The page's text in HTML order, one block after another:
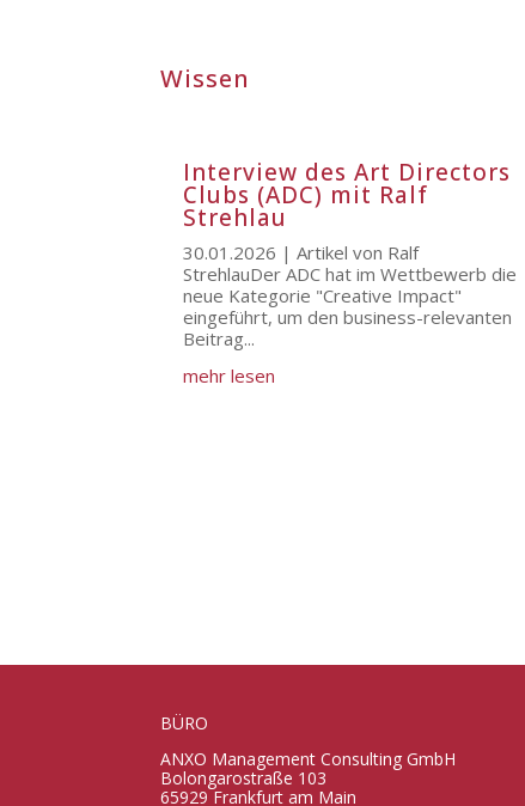
Wissen
Interview des Art Directors
Clubs (ADC) mit Ralf
Strehlau
30.01.2026 | Artikel von Ralf
StrehlauDer ADC hat im Wettbewerb die
neue Kategorie "Creative Impact"
eingeführt, um den business-relevanten
Beitrag...
mehr lesen
BÜRO
ANXO Management Consulting GmbH
Bolongarostraße 103
65929 Frankfurt am Main